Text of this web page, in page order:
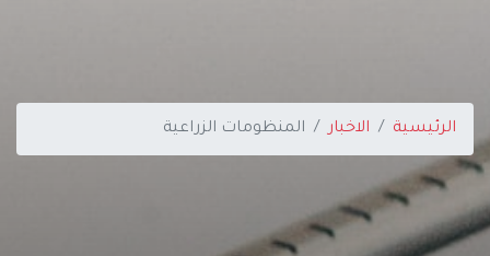
الرئيسية الاخبار المنظومات الزراعية